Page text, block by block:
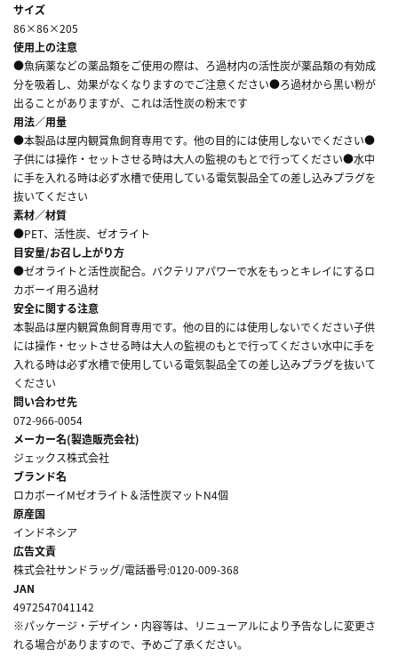
サイズ
86×86×205
使用上の注意
●魚病薬などの薬品類をご使用の際は、ろ過材内の活性炭が薬品類の有効成
分を吸着し、効果がなくなりますのでご注意ください●ろ過材から黒い粉が
出ることがありますが、これは活性炭の粉末です
用法／用量
●本製品は屋内観賞魚飼育専用です。他の目的には使用しないでください●
子供には操作・セットさせる時は大人の監視のもとで行ってください●水中
に手を入れる時は必ず水槽で使用している電気製品全ての差し込みプラグを
抜いてください
素材／材質
●PET、活性炭、ゼオライト
目安量/お召し上がり方
●ゼオライトと活性炭配合。バクテリアパワーで水をもっとキレイにするロ
カボーイ用ろ過材
安全に関する注意
本製品は屋内観賞魚飼育専用です。他の目的には使用しないでください子供
には操作・セットさせる時は大人の監視のもとで行ってください水中に手を
入れる時は必ず水槽で使用している電気製品全ての差し込みプラグを抜いて
ください
問い合わせ先
072-966-0054
メーカー名(製造販売会社)
ジェックス株式会社
ブランド名
ロカボーイMゼオライト＆活性炭マットN4個
原産国
インドネシア
広告文責
株式会社サンドラッグ/電話番号:0120-009-368
JAN
4972547041142
※パッケージ・デザイン・内容等は、リニューアルにより予告なしに変更さ
れる場合がありますので、予めご了承ください。